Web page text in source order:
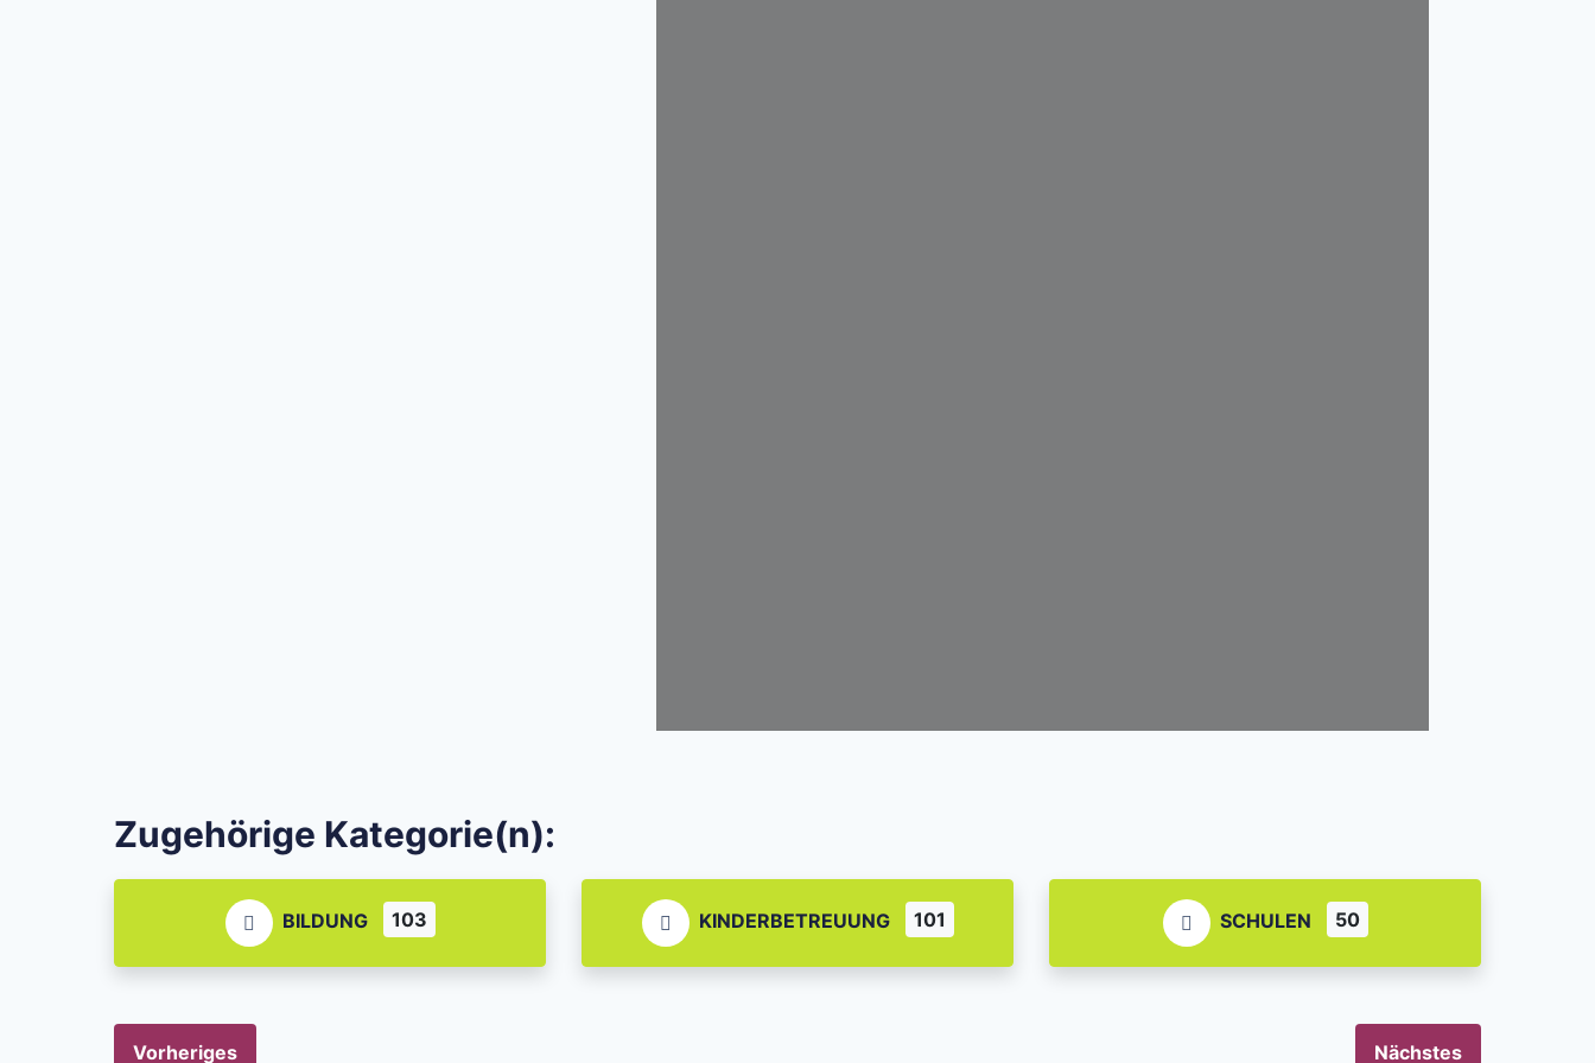
Zugehörige Kategorie(n):
BILDUNG 103 KINDERBETREUUNG 101 SCHULEN 50
Vorheriges Nächstes